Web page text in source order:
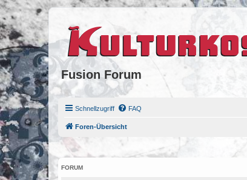
Fusion Forum
Schnellzugriff FAQ
Foren-Übersicht
FORUM